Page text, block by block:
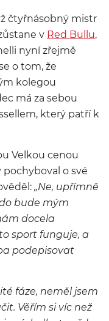
čtyřnásobný mistr
v Red Bullu,
nyní zřejmě
o tom, že
kolegou
má za sebou
který patří k
Velkou cenou
pochyboval o své
„Ne, upřímně
bude mým
docela
sport funguje, a
podepisovat
fáze, neměl jsem
Věřím si víc než